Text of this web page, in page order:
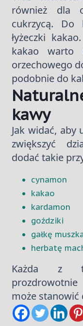
również dla
cukrzycą.
łyżeczki
kakao warto
orzechowego
podobnie do
kawy
Jak widać, aby
zwiększyć
dodać takie
cynamon
kakao
kardamon
goździki
gałkę
herbatę
Każda z
może stanowić